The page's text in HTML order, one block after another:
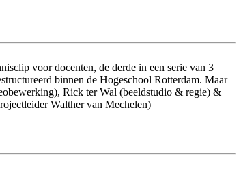
voor docenten, de derde in een serie van 3
binnen de Hogeschool Rotterdam. Maar
Rick ter Wal (beeldstudio & regie) &
Walther van Mechelen)